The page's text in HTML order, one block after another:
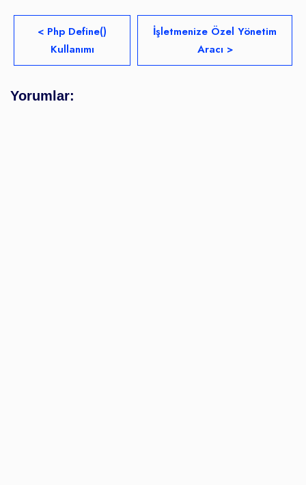
< Php Define()
Kullanımı
İşletmenize Özel Yönetim
Aracı >
Yorumlar: